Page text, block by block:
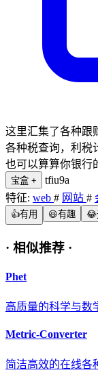
这里汇集了各种跟
各种税查询，利税
也可以算算你银行
宝盒 +
tfiu9a
特征: web # 网站 #
👍有用 😆有趣 😂
· 相似推荐 ·
Phet
高质量的科学与数
Metric-Converter
简洁高效的在线各